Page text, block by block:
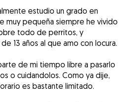
estudio un grado en
muy pequeña siempre he vivido
todo de perritos, y
13 años al que amo con locura.
de mi tiempo libre a pasarlo
o cuidandolos. Como ya dije,
es bastante limitado.